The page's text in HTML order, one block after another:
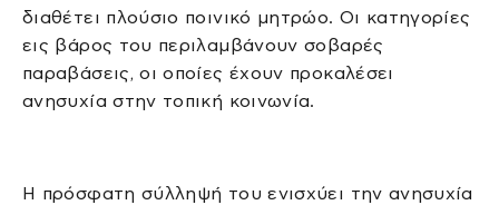
διαθέτει πλούσιο ποινικό μητρώο. Οι κατηγορίες
εις βάρος του περιλαμβάνουν σοβαρές
παραβάσεις, οι οποίες έχουν προκαλέσει
ανησυχία στην τοπική κοινωνία.
Η πρόσφατη σύλληψή του ενισχύει την ανησυχία